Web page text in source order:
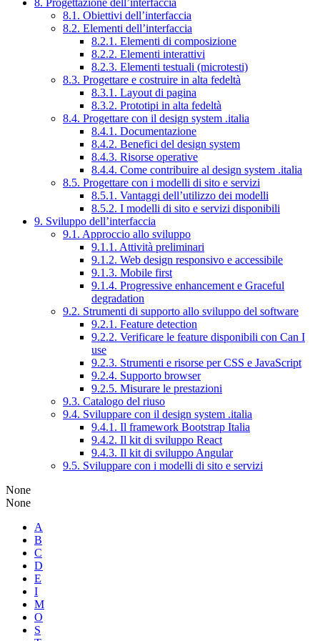
8. Progettazione dell’interfaccia
8.1. Obiettivi dell’interfaccia
8.2. Elementi dell’interfaccia
8.2.1. Elementi di composizione
8.2.2. Elementi interattivi
8.2.3. Elementi testuali (microtesti)
8.3. Progettare e costruire in alta fedeltà
8.3.1. Layout di pagina
8.3.2. Prototipi in alta fedeltà
8.4. Progettare con il design system .italia
8.4.1. Documentazione
8.4.2. Benefici del design system
8.4.3. Risorse operative
8.4.4. Come contribuire al design system .italia
8.5. Progettare con i modelli di sito e servizi
8.5.1. Vantaggi dell’utilizzo dei modelli
8.5.2. I modelli di sito e servizi disponibili
9. Sviluppo dell’interfaccia
9.1. Approccio allo sviluppo
9.1.1. Attività preliminari
9.1.2. Web design responsivo e accessibile
9.1.3. Mobile first
9.1.4. Progressive enhancement e Graceful
degradation
9.2. Strumenti di supporto allo sviluppo del software
9.2.1. Feature detection
9.2.2. Verificare le feature disponibili con Can I
use
9.2.3. Strumenti e risorse per CSS e JavaScript
9.2.4. Supporto browser
9.2.5. Misurare le prestazioni
9.3. Catalogo del riuso
9.4. Sviluppare con il design system .italia
9.4.1. Il framework Bootstrap Italia
9.4.2. Il kit di sviluppo React
9.4.3. Il kit di sviluppo Angular
9.5. Sviluppare con i modelli di sito e servizi
None
None
A
B
C
D
E
I
M
O
S